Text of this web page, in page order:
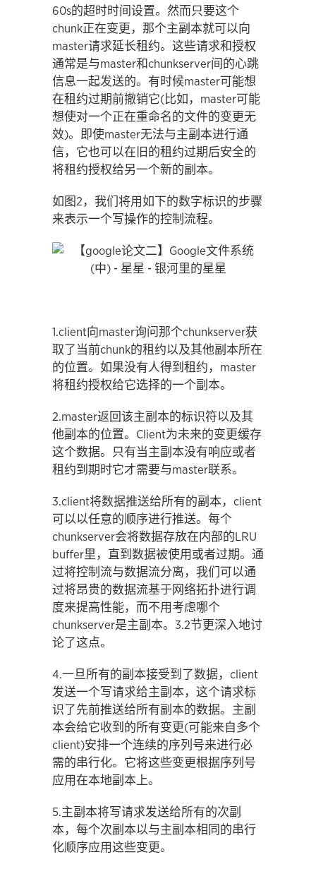
60s的超时时间设置。然而只要这个
chunk正在变更，那个主副本就可以向
master请求延长租约。这些请求和授权
通常是与master和chunkserver间的心跳
信息一起发送的。有时候master可能想
在租约过期前撤销它(比如，master可能
想使对一个正在重命名的文件的变更无
效)。即使master无法与主副本进行通
信，它也可以在旧的租约过期后安全的
将租约授权给另一个新的副本。
如图2，我们将用如下的数字标识的步骤
来表示一个写操作的控制流程。
1.client向master询问那个chunkserver获
取了当前chunk的租约以及其他副本所在
的位置。如果没有人得到租约，master
将租约授权给它选择的一个副本。
2.master返回该主副本的标识符以及其
他副本的位置。Client为未来的变更缓存
这个数据。只有当主副本没有响应或者
租约到期时它才需要与master联系。
3.client将数据推送给所有的副本，client
可以以任意的顺序进行推送。每个
chunkserver会将数据存放在内部的LRU
buffer里，直到数据被使用或者过期。通
过将控制流与数据流分离，我们可以通
过将昂贵的数据流基于网络拓扑进行调
度来提高性能，而不用考虑哪个
chunkserver是主副本。3.2节更深入地讨
论了这点。
4.一旦所有的副本接受到了数据，client
发送一个写请求给主副本，这个请求标
识了先前推送给所有副本的数据。主副
本会给它收到的所有变更(可能来自多个
client)安排一个连续的序列号来进行必
需的串行化。它将这些变更根据序列号
应用在本地副本上。
5.主副本将写请求发送给所有的次副
本，每个次副本以与主副本相同的串行
化顺序应用这些变更。